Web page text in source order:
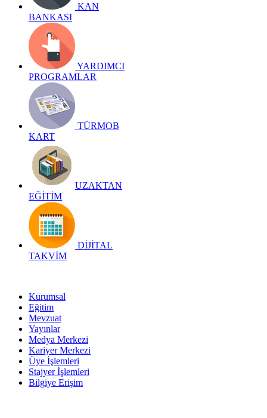
KAN
BANKASI
YARDIMCI
PROGRAMLAR
TÜRMOB
KART
UZAKTAN
EĞİTİM
DİJİTAL
TAKVİM
Kurumsal
Eğitim
Mevzuat
Yayınlar
Medya Merkezi
Kariyer Merkezi
Üye İşlemleri
Stajyer İşlemleri
Bilgiye Erişim